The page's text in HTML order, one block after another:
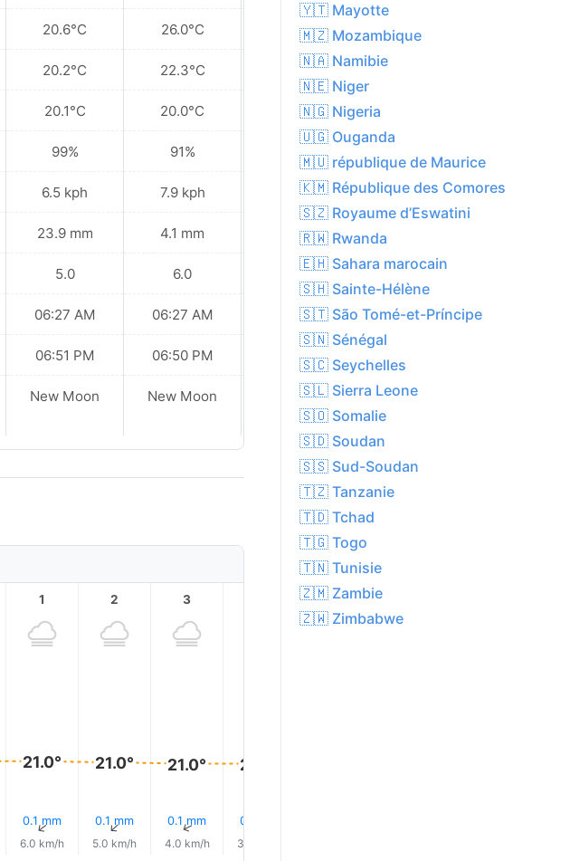
20.6°C
20.2°C
20.1°C
99%
6.5 kph
23.9 mm
5.0
06:27 AM
06:51 PM
New Moon
26.0°C
22.3°C
20.0°C
91%
7.9 kph
4.1 mm
6.0
06:27 AM
06:50 PM
New Moon
26.6°C
22.3°C
20.3°C
92%
8.3 kph
5.8 mm
6.0
06:27 AM
06:50 PM
New Moon
1
21.0°
0.1 mm
↑
6.0 km/h
2
21.0°
0.1 mm
↑
5.0 km/h
3
21.0°
0.1 mm
↑
4.0 km/h
21.0°
0.1 mm
3.0 km/h
5
🇾🇹 Mayotte
🇲🇿 Mozambique
🇳🇦 Namibie
🇳🇪 Niger
🇳🇬 Nigeria
🇺🇬 Ouganda
🇲🇺 république de Maurice
🇰🇲 République des Comores
🇸🇿 Royaume d’Eswatini
🇷🇼 Rwanda
🇪🇭 Sahara marocain
🇸🇭 Sainte-Hélène
🇸🇹 São Tomé-et-Príncipe
🇸🇳 Sénégal
🇸🇨 Seychelles
🇸🇱 Sierra Leone
🇸🇴 Somalie
🇸🇩 Soudan
🇸🇸 Sud-Soudan
🇹🇿 Tanzanie
🇹🇩 Tchad
🇹🇬 Togo
🇹🇳 Tunisie
🇿🇲 Zambie
🇿🇼 Zimbabwe